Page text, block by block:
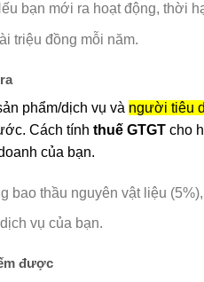
bạn mới ra hoạt động, thời
triệu đồng mỗi năm.
phẩm/dịch vụ và người tiêu
Cách tính thuế GTGT cho
của bạn.
bao thầu nguyên vật liệu
vụ của bạn.
được